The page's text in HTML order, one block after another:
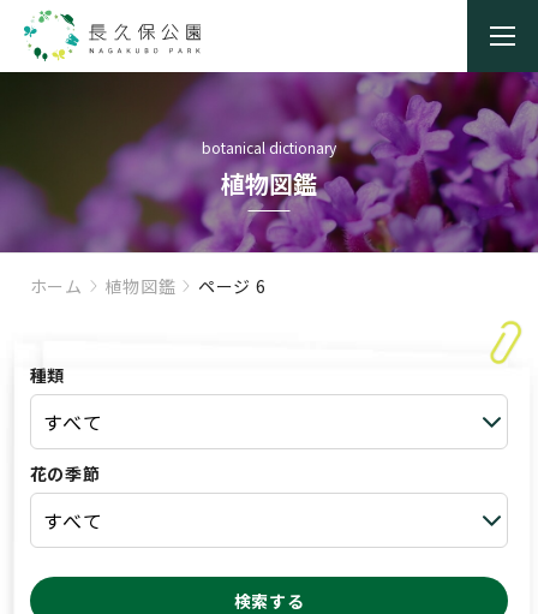
botanical dictionary
植物図鑑
ホーム 植物図鑑 ページ 6
種類
花の季節
検索する